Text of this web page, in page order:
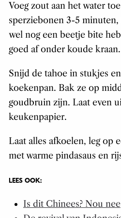
Voeg zout aan het water
sperziebonen 3-5 minuten,
wel nog een beetje bite
goed af onder koude kraan.
Snijd de tahoe in stukjes
koekenpan. Bak ze op
goudbruin zijn. Laat even
keukenpapier.
Laat alles afkoelen, leg op
met warme pindasaus en
LEES OOK:
Is dit Chinees? Nou nee